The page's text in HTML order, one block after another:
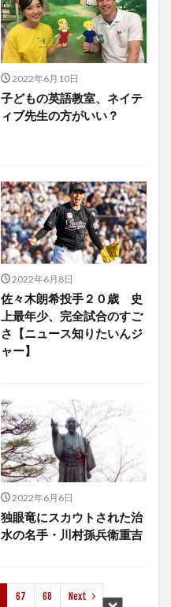
2022年6月10日
子どもの英語教室、ネイテ
ィブ先生の方がいい？
2022年6月8日
佐々木朗希投手２０歳 史
上最年少、完全試合のすご
さ【ニュース知りたいんジ
ャー】
2022年6月6日
独眼竜にスカウトされた治
水の名手・川村孫兵衛重吉
67 68 Next